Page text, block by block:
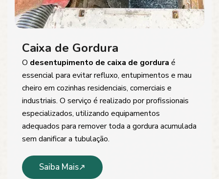
Caixa de Gordura
O desentupimento de caixa de gordura é
essencial para evitar refluxo, entupimentos e mau
cheiro em cozinhas residenciais, comerciais e
industriais. O serviço é realizado por profissionais
especializados, utilizando equipamentos
adequados para remover toda a gordura acumulada
sem danificar a tubulação.
Saiba Mais